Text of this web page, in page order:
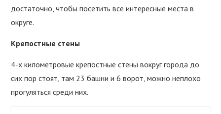
достаточно, чтобы посетить все интересные места в
округе.
Крепостные стены
4-х километровые крепостные стены вокруг города до
сих пор стоят, там 23 башни и 6 ворот, можно неплохо
прогуляться среди них.